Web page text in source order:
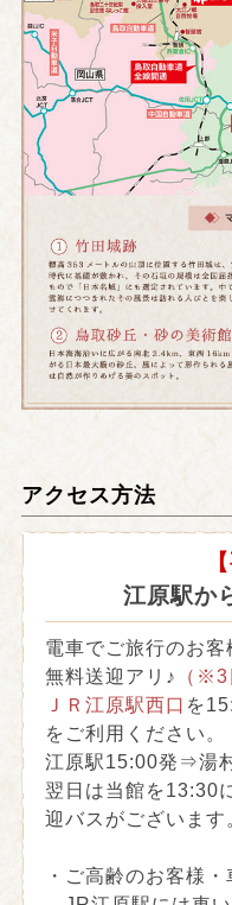
アクセス方法
江原駅か
電車でご旅行のお
無料送迎アリ♪
（※3
ＪＲ江原駅西口 を
をご利用ください。
江原駅15:00発⇒湯
翌日は当館を13:30
迎バスがございます
・ご高齢のお客様